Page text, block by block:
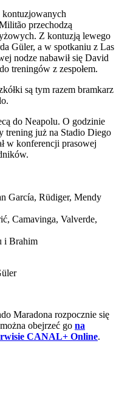
kontuzjowanych
przechodzą
Z kontuzją lewego
Güler, a w spotkaniu z Las
nodze nabawił się David
treningów z zespołem.
są tym razem bramkarz
do Neapolu. O godzinie
trening już na Stadio Diego
w konferencji prasowej
García, Rüdiger, Mendy
Camavinga, Valverde,
i Brahim
Maradona rozpocznie się
obejrzeć go na
CANAL+ Online.